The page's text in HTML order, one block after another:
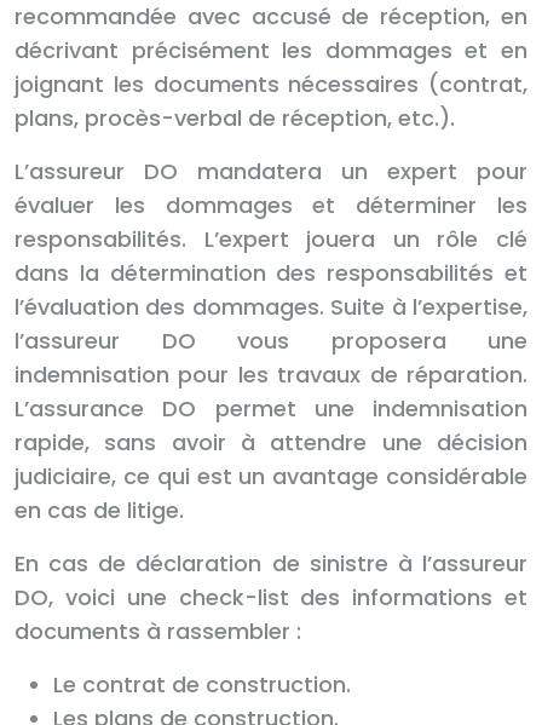
recommandée avec accusé de réception, en
décrivant précisément les dommages et en
joignant les documents nécessaires (contrat,
plans, procès-verbal de réception, etc.).
L’assureur DO mandatera un expert pour
évaluer les dommages et déterminer les
responsabilités. L’expert jouera un rôle clé
dans la détermination des responsabilités et
l’évaluation des dommages. Suite à l’expertise,
l’assureur DO vous proposera une
indemnisation pour les travaux de réparation.
L’assurance DO permet une indemnisation
rapide, sans avoir à attendre une décision
judiciaire, ce qui est un avantage considérable
en cas de litige.
En cas de déclaration de sinistre à l’assureur
DO, voici une check-list des informations et
documents à rassembler :
Le contrat de construction.
Les plans de construction.